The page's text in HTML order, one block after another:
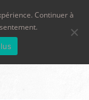
contenu principal
Continuer à